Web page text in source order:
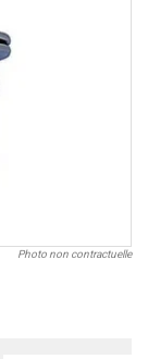
Photo non contractuelle